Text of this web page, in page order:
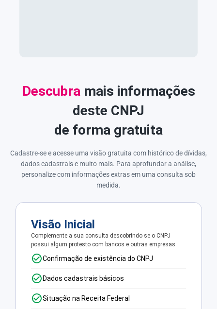
Descubra mais informações
deste CNPJ
de forma gratuita
Cadastre-se e acesse uma visão gratuita com histórico de dívidas,
dados cadastrais e muito mais. Para aprofundar a análise,
personalize com informações extras em uma consulta sob
medida.
Visão Inicial
Complemente a sua consulta descobrindo se o CNPJ
possui algum protesto com bancos e outras empresas.
Confirmação de existência do CNPJ
Dados cadastrais básicos
Situação na Receita Federal